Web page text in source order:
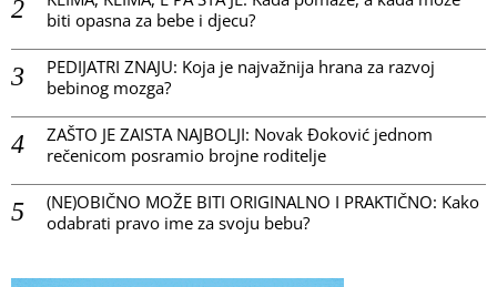
biti opasna za bebe i djecu?
PEDIJATRI ZNAJU: Koja je najvažnija hrana za razvoj
bebinog mozga?
ZAŠTO JE ZAISTA NAJBOLJI: Novak Đoković jednom
rečenicom posramio brojne roditelje
(NE)OBIČNO MOŽE BITI ORIGINALNO I PRAKTIČNO: Kako
odabrati pravo ime za svoju bebu?